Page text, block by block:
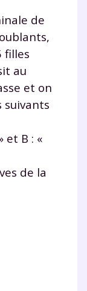
de
filles
au
et on
suivants
et B : «
de la